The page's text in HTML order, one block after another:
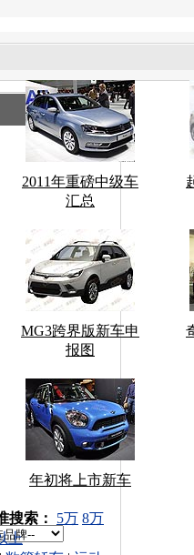
2011年重磅中级车
汇总
MG3跨界版新车申
报图
年初将上市新车
搜索：
搜索： 5万 8万
上